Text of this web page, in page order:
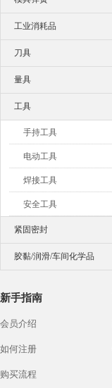
工业消耗品
刀具
量具
工具
手持工具
电动工具
焊接工具
安全工具
紧固密封
胶黏/润滑/车间化学品
新手指南
会员介绍
如何注册
购买流程